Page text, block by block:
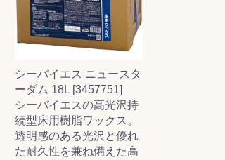
シーバイエス ニュースタ
ーダム 18L [3457751]
シーバイエスの高光沢持
続型床用樹脂ワックス。
透明感のある光沢と優れ
た耐久性を兼ね備えた高